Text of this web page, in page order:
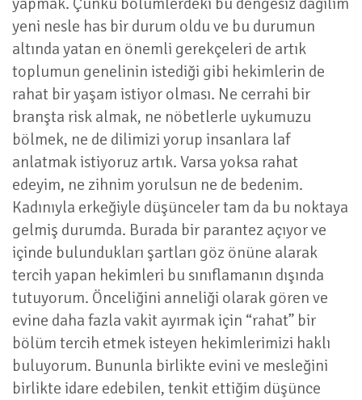
yeni nesle has bir durum oldu ve bu durumun
altında yatan en önemli gerekçeleri de artık
toplumun genelinin istediği gibi hekimlerin de
rahat bir yaşam istiyor olması. Ne cerrahi bir
branşta risk almak, ne nöbetlerle uykumuzu
bölmek, ne de dilimizi yorup insanlara laf
anlatmak istiyoruz artık. Varsa yoksa rahat
edeyim, ne zihnim yorulsun ne de bedenim.
Kadınıyla erkeğiyle düşünceler tam da bu noktaya
gelmiş durumda. Burada bir parantez açıyor ve
içinde bulundukları şartları göz önüne alarak
tercih yapan hekimleri bu sınıflamanın dışında
tutuyorum. Önceliğini anneliği olarak gören ve
evine daha fazla vakit ayırmak için “rahat” bir
bölüm tercih etmek isteyen hekimlerimizi haklı
buluyorum. Bununla birlikte evini ve mesleğini
birlikte idare edebilen, tenkit ettiğim düşünce